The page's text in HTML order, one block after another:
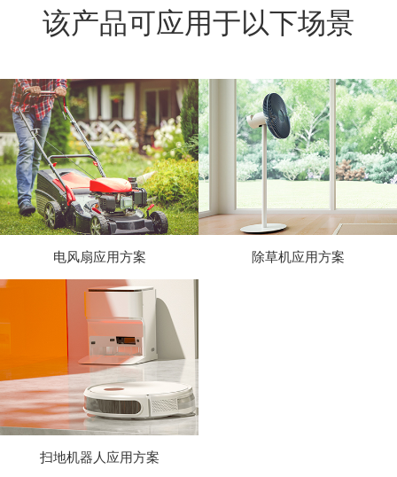
该产品可应用于以下场景
电风扇应用方案 除草机应用方案
扫地机器人应用方案